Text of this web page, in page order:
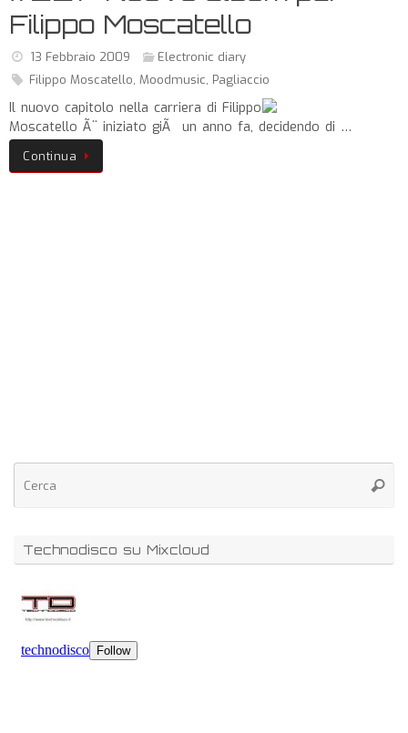
Filippo Moscatello
13 Febbraio 2009
Electronic diary
Filippo Moscatello, Moodmusic, Pagliaccio
Il nuovo capitolo nella carriera di Filippo
Moscatello Ã¨ iniziato giÃ un anno fa, decidendo di …
Continua
Technodisco su Mixcloud